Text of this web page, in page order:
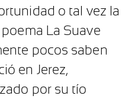
o tal vez la
La Suave
pocos saben
en Jerez,
por su tío